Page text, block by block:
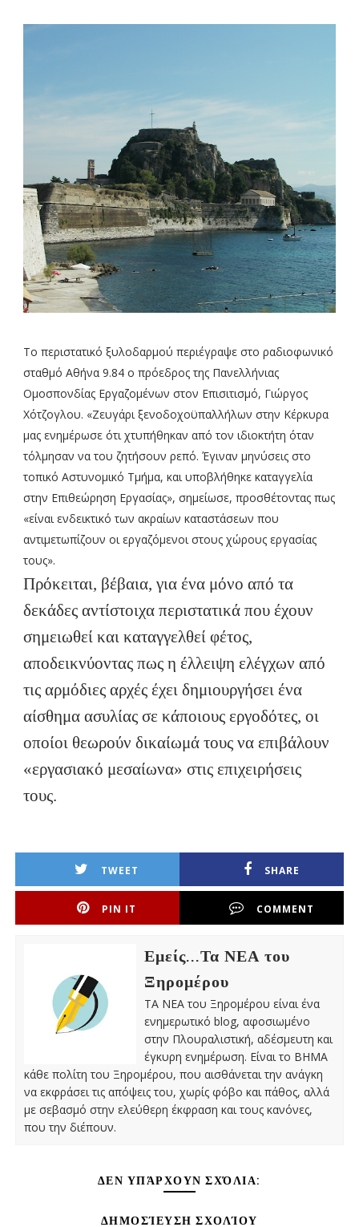
Το περιστατικό ξυλοδαρμού περιέγραψε στο ραδιοφωνικό
σταθμό Αθήνα 9.84 ο πρόεδρος της Πανελλήνιας
Ομοσπονδίας Εργαζομένων στον Επισιτισμό, Γιώργος
Χότζογλου. «Ζευγάρι ξενοδοχοϋπαλλήλων στην Κέρκυρα
μας ενημέρωσε ότι χτυπήθηκαν από τον ιδιοκτήτη όταν
τόλμησαν να του ζητήσουν ρεπό. Έγιναν μηνύσεις στο
τοπικό Αστυνομικό Τμήμα, και υποβλήθηκε καταγγελία
στην Επιθεώρηση Εργασίας», σημείωσε, προσθέτοντας πως
«είναι ενδεικτικό των ακραίων καταστάσεων που
αντιμετωπίζουν οι εργαζόμενοι στους χώρους εργασίας
τους».
Πρόκειται, βέβαια, για ένα μόνο από τα
δεκάδες αντίστοιχα περιστατικά που έχουν
σημειωθεί και καταγγελθεί φέτος,
αποδεικνύοντας πως η έλλειψη ελέγχων από
τις αρμόδιες αρχές έχει δημιουργήσει ένα
αίσθημα ασυλίας σε κάποιους εργοδότες, οι
οποίοι θεωρούν δικαίωμά τους να επιβάλουν
«εργασιακό μεσαίωνα» στις επιχειρήσεις
τους.
TWEET SHARE
PIN IT COMMENT
Εμείς...Τα ΝΕΑ του
Ξηρομέρου
ΤΑ ΝΕΑ του Ξηρομέρου είναι ένα
ενημερωτικό blog, αφοσιωμένο
στην Πλουραλιστική, αδέσμευτη και
έγκυρη ενημέρωση. Είναι το ΒΗΜΑ
κάθε πολίτη του Ξηρομέρου, που αισθάνεται την ανάγκη
να εκφράσει τις απόψεις του, χωρίς φόβο και πάθος, αλλά
με σεβασμό στην ελεύθερη έκφραση και τους κανόνες,
που την διέπουν.
ΔΕΝ ΥΠΆΡΧΟΥΝ ΣΧΌΛΙΑ:
ΔΗΜΟΣΊΕΥΣΗ ΣΧΟΛΊΟΥ